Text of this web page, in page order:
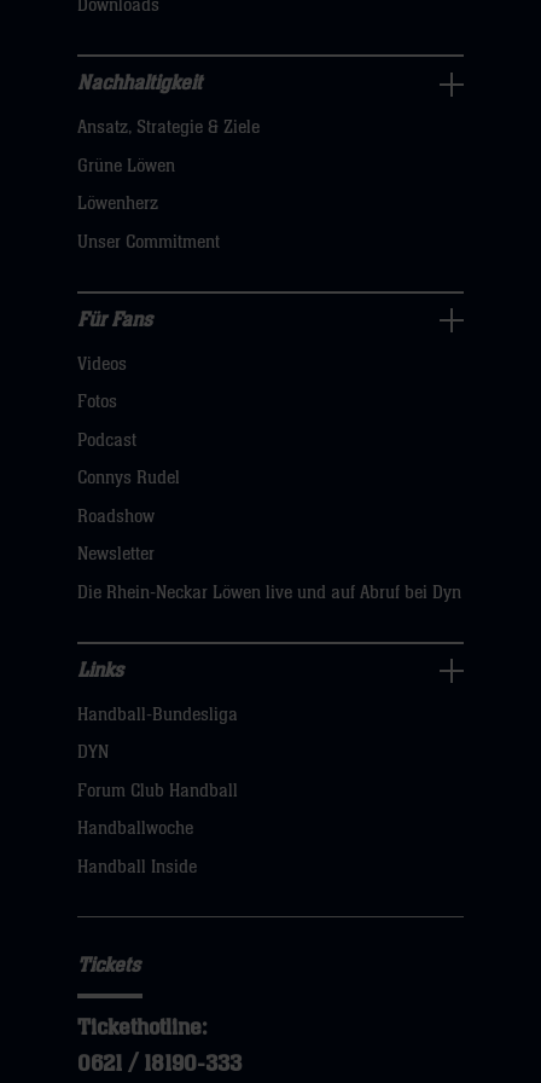
hier
Downloads
Nachhaltigkeit
Navigation
öffnen,
dann
hier
Nachhaltigkeit
Ansatz, Strategie & Ziele
Grüne Löwen
Löwenherz
Unser Commitment
Fans
Navigation
öffnen,
dann
hier
Für Fans
Videos
Fotos
Podcast
Connys Rudel
Roadshow
Newsletter
Die Rhein-Neckar Löwen live und auf Abruf bei Dyn
Navigation
öffnen,
dann
klicken
Links
Handball-Bundesliga
DYN
Forum Club Handball
Handballwoche
Handball Inside
Tickets
Tickethotline:
0621 / 18190-333